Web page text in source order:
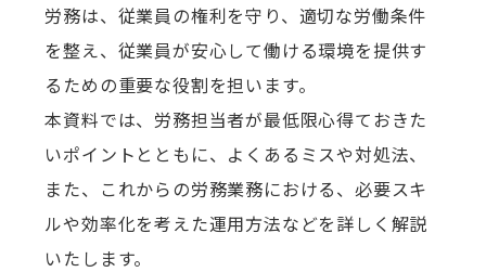
労務は、従業員の権利を守り、適切な労働条件
を整え、従業員が安心して働ける環境を提供す
るための重要な役割を担います。
本資料では、労務担当者が最低限心得ておきた
いポイントとともに、よくあるミスや対処法、
また、これからの労務業務における、必要スキ
ルや効率化を考えた運用方法などを詳しく解説
いたします。